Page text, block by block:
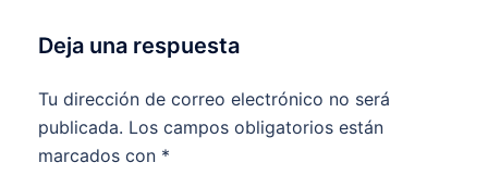
Deja una respuesta
Tu dirección de correo electrónico no será
publicada. Los campos obligatorios están
marcados con *